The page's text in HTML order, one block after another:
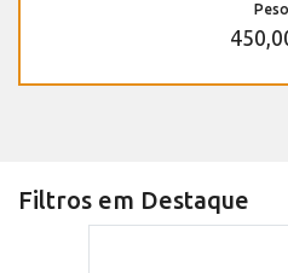
Peso
Filtros em Destaque